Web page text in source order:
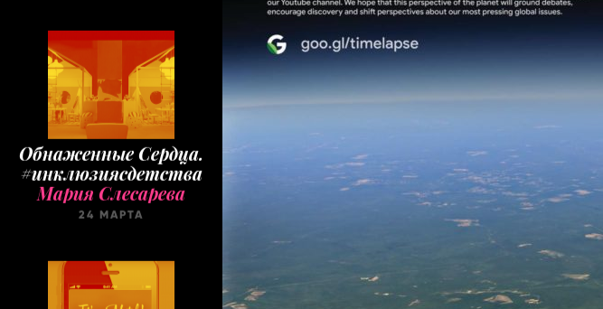
Обнаженные Cердца.
#инклюзиясдетства
Мария Слесарева
24 МАРТА